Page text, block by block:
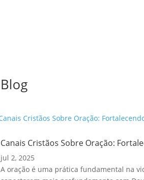
Blog
Canais Cristãos Sobre Oração:
jul 2, 2025
A oração é uma prática fundamental na